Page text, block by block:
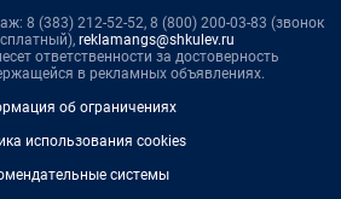
8 (383) 212-52-52, 8 (800) 200-03-83 (звонок
reklamangs@shkulev.ru
ответственности за достоверность
в рекламных объявлениях.
об ограничениях
использования cookies
системы